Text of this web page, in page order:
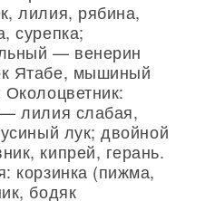
лилия, рябина,
сурепка;
— венерин
Ятабе, мышиный
Околоцветник:
лилия слабая,
лук; двойной
кипрей, герань.
корзинка (пижма,
бодяк